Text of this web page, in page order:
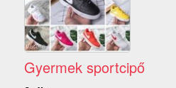
Gyermek sportcipő